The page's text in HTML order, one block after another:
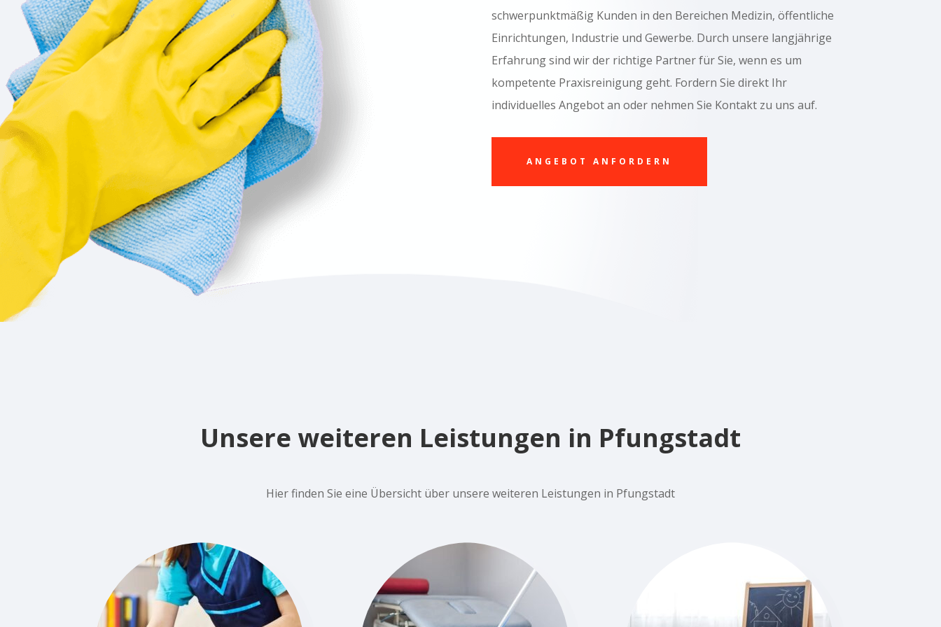
schwerpunktmäßig Kunden in den Bereichen Medizin, öffentliche
Einrichtungen, Industrie und Gewerbe. Durch unsere langjährige
Erfahrung sind wir der richtige Partner für Sie, wenn es um
kompetente Praxisreinigung geht. Fordern Sie direkt Ihr
individuelles Angebot an oder nehmen Sie Kontakt zu uns auf.
ANGEBOT ANFORDERN
Unsere weiteren Leistungen in Pfungstadt
Hier finden Sie eine Übersicht über unsere weiteren Leistungen in Pfungstadt